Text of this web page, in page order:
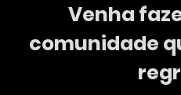
Venha
comunidade